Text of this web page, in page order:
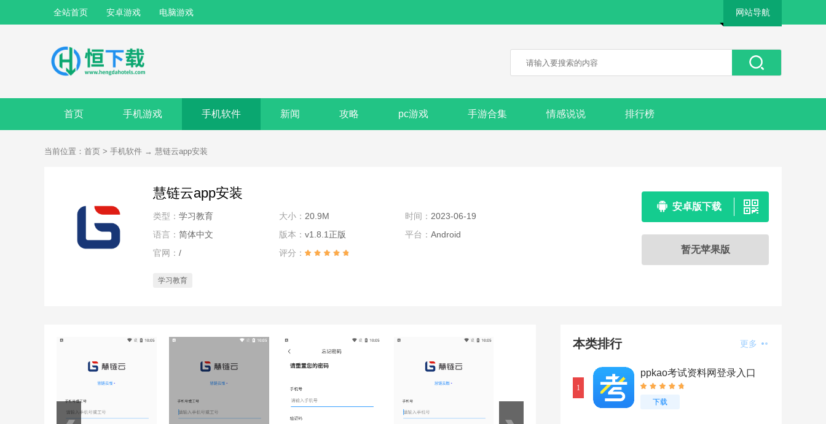
全站首页 安卓游戏 电脑游戏 网站导航
首页 手机游戏 手机软件 新闻 攻略 pc游戏 手游合集 情感说说 排行榜
当前位置： 首页 > 手机软件 → 慧链云app安装
慧链云app安装
类型： 学习教育 大小： 20.9M 时间： 2023-06-19
语言： 简体中文 版本： v1.8.1正版 平台： Android
官网： / 评分：
学习教育
安卓版下载
暂无苹果版
本类排行 更多
1
ppkao考试资料网登录入口
手机版下载v3.3.0420
下载